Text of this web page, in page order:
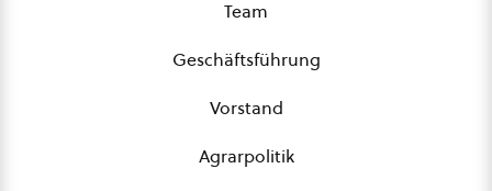
Team
Geschäftsführung
Vorstand
Agrarpolitik